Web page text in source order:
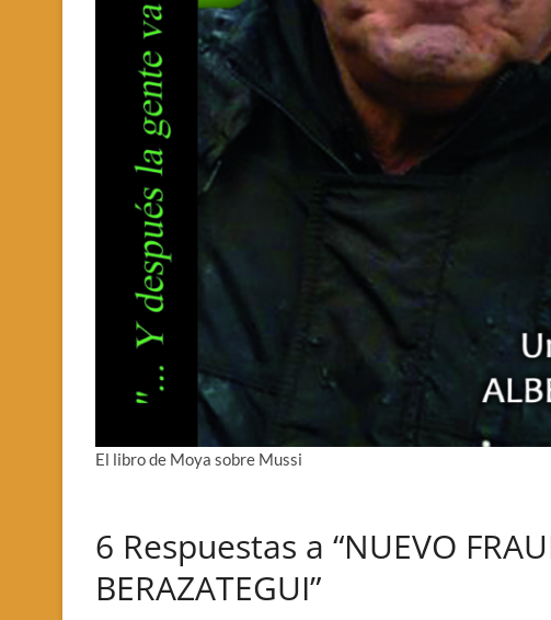
El libro de Moya sobre Mussi
6 Respuestas a “NUEVO
BERAZATEGUI”